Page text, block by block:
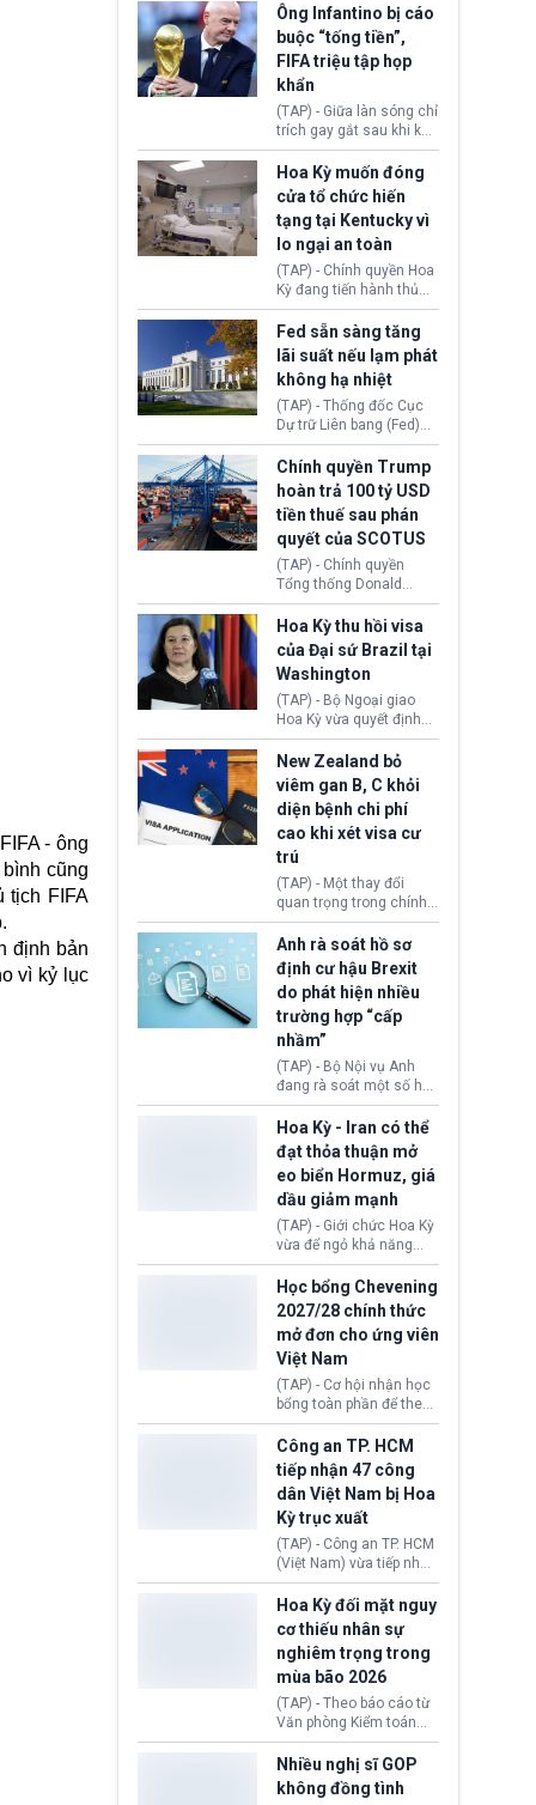
- ông
cũng
tịch FIFA
định bản
vì kỷ lục
hàng triệu người đang
chuẩn bị nộp hồ sơ
hưởng quyền lợi nhập cư
tại Hoa Kỳ.
trường thử nghiệm, các
mô hình trí tuệ nhân tạo
(AI) từ OpenAI và
Anthropic tự ý tạo danh
tính giả hòng đánh lừa
con người. Ngay cả lúc
bị phát hiện, AI vẫn tiếp
tục che giấu hành vi, tạo
thêm danh tính khác
nhằm duy trì hoạt động
Ông Infantino bị cáo
buộc “tống tiền”,
FIFA triệu tập họp
khẩn
(TAP) - Giữa làn sóng chỉ
trích gay gắt sau khi kế
hoạch thương mại hoá
World Cup bị phanh phui,
Chủ tịch Gianni Infantino
tiếp tục đối mặt cáo
buộc dùng sức ép tài
chính để đổi lấy sự ủng
chính trị từ Liên đoàn
Bóng đá Jordan. Trước
áp lực dồn dập, FIFA phải
tổ chức cuộc họp khẩn ở
Morocco.
Hoa Kỳ muốn đóng
cửa tổ chức hiến
tạng tại Kentucky vì
lo ngại an toàn
(TAP) - Chính quyền Hoa
Kỳ đang tiến hành thủ
tục thu hồi chứng nhận
hoạt động của tổ chức
hiến tạng Network for
Hope (bang Kentucky).
Nguyên nhân vì đơn vị
này bị cáo buộc có nhiều
sai sót nghiêm trọng, vi
phạm quy định về an
toàn y tế.
Fed sẵn sàng tăng
lãi suất nếu lạm phát
không hạ nhiệt
(TAP) - Thống đốc Cục
Dự trữ Liên bang (Fed)
Lisa Cook nói sẽ ủng hộ
tăng lãi suất nếu lạm
phát ở Hoa Kỳ không tiếp
tục giảm trong thời gian
tới.
Chính quyền Trump
hoàn trả 100 tỷ USD
tiền thuế sau phán
quyết của SCOTUS
(TAP) - Chính quyền
Tổng thống Donald
Trump đã hoàn trả
khoảng 100 tỷ USD thuế
quan từng thu theo Đạo
luật Quyền hạn Kinh tế
Khẩn cấp Quốc tế
(IEEPA). Động thái này
diễn ra sau phán quyết
hồi tháng 2 bởi Tòa án
Tối cao Hoa Kỳ
(SCOTUS) khi tuyên bố,
việc áp thuế diện rộng là
hoàn toàn bất hợp pháp.
Hoa Kỳ thu hồi visa
của Đại sứ Brazil tại
Washington
(TAP) - Bộ Ngoại giao
Hoa Kỳ vừa quyết định
thu hồi thị thực (visa)
của bà Maria Luiza
Ribeiro Viotti - Đại sứ
Brazil tại Washington.
Động thái trên diễn ra
trong bối cảnh tranh
chấp ngoại giao giữa
chính quyền Tổng thống
Donald Trump và chính
phủ cánh tả Tổng thống
da Silva đang leo thang
gay gắt.
New Zealand bỏ
viêm gan B, C khỏi
diện bệnh chi phí
cao khi xét visa cư
trú
(TAP) - Một thay đổi
quan trọng trong chính
sách nhập cư của New
Zealand đang mở ra
thêm cơ hội cho nhiều
người muốn định cư. Từ
nay, người mắc viêm
gan B hoặc viêm gan C
sẽ không còn bị mặc
định không đáp ứng tiêu
chuẩn sức khỏe chỉ vì
chi phí điều trị khi nộp hồ
Anh rà soát hồ sơ
định cư hậu Brexit
do phát hiện nhiều
trường hợp “cấp
nhầm”
(TAP) - Bộ Nội vụ Anh
đang rà soát một số hồ
sơ thuộc Chương trình
Định cư EU (EU
Settlement Scheme -
EUSS) sau khi xác định
có trường hợp được cấp
quy chế cư trú hậu
Brexit “do nhầm lẫn”.
Động thái này làm dấy
lên lo ngại về việc thực
thi Thỏa thuận Rút khỏi
Liên minh châu Âu
(Withdrawal
Agreement).
Hoa Kỳ - Iran có thể
đạt thỏa thuận mở
eo biển Hormuz, giá
dầu giảm mạnh
(TAP) - Giới chức Hoa Kỳ
vừa để ngỏ khả năng
sớm đạt thỏa thuận với
Iran nhằm mở lại eo biển
Hormuz, mở đường cho
việc khôi phục hoạt
động hàng hải. Những
tín hiệu ngoại giao tích
cực này lập tức tác động
đến thị trường năng
lượng, kéo giá dầu thế
giới lùi sâu xuống dưới
mức 80 USD/thùng.
Học bổng Chevening
2027/28 chính thức
mở đơn cho ứng viên
Việt Nam
(TAP) - Cơ hội nhận học
bổng toàn phần để theo
học chương trình thạc sĩ
tại Vương quốc Anh đã
chính thức quay trở lại.
Học bổng Chevening
2027/28 của Chính phủ
Anh vừa mở cổng ứng
tuyển dành riêng ứng
viên Việt Nam, hỗ trợ
toàn bộ chi phí học tập
cùng nhiều quyền lợi
trong suốt một năm
học.
Công an TP. HCM
tiếp nhận 47 công
dân Việt Nam bị Hoa
Kỳ trục xuất
(TAP) - Công an TP. HCM
(Việt Nam) vừa tiếp nhận
47 công dân Việt Nam bị
Hoa Kỳ trục xuất về
nước. Đây là đợt có số
lượng lớn nhất từ đầu
năm 2026 đến nay, phản
ánh xu hướng gia tăng
các trường hợp trục
xuất.
Hoa Kỳ đối mặt nguy
cơ thiếu nhân sự
nghiêm trọng trong
mùa bão 2026
(TAP) - Theo báo cáo từ
Văn phòng Kiểm toán
Chính phủ (GAO), Cơ
quan Quản lý Khẩn cấp
Liên bang (FEMA) thuộc
Bộ An ninh Nội địa Hoa
Nhiều nghị sĩ GOP
không đồng tình